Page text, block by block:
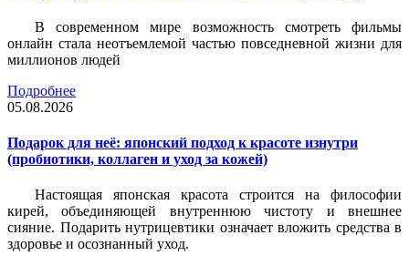
В современном мире возможность смотреть фильмы
онлайн стала неотъемлемой частью повседневной жизни для
миллионов людей
Подробнее
05.08.2026
Подарок для неё: японский подход к красоте изнутри
(пробиотики, коллаген и уход за кожей)
Настоящая японская красота строится на философии
кирей, объединяющей внутреннюю чистоту и внешнее
сияние. Подарить нутрицевтики означает вложить средства в
здоровье и осознанный уход.